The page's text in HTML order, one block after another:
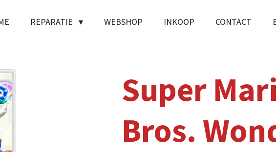
REPARATIE WEBSHOP INKOOP CONTACT
Super
Bros.